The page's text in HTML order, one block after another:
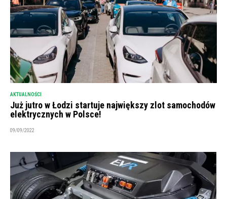
AKTUALNOŚCI
Już jutro w Łodzi startuje największy zlot samochodów
elektrycznych w Polsce!
09/09/2022